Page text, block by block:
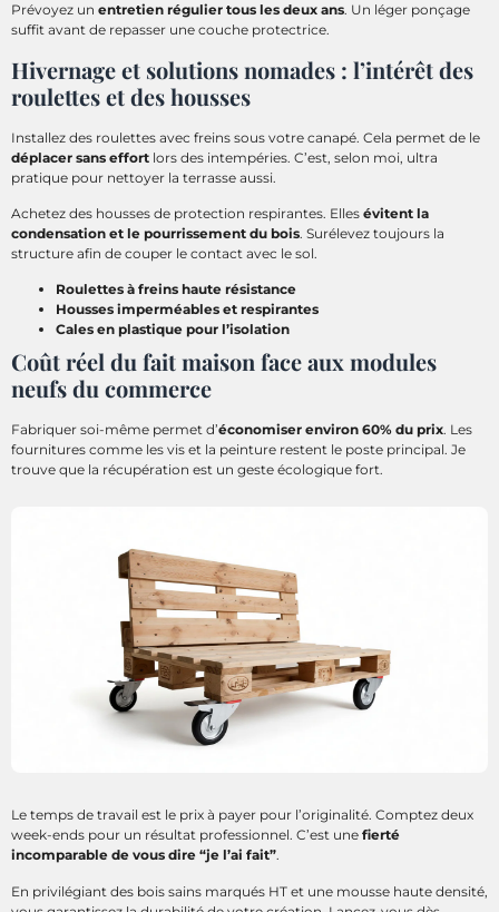
Prévoyez un entretien régulier tous les deux ans. Un léger ponçage
suffit avant de repasser une couche protectrice.
Hivernage et solutions nomades : l’intérêt des
roulettes et des housses
Installez des roulettes avec freins sous votre canapé. Cela permet de le
déplacer sans effort lors des intempéries. C’est, selon moi, ultra
pratique pour nettoyer la terrasse aussi.
Achetez des housses de protection respirantes. Elles évitent la
condensation et le pourrissement du bois. Surélevez toujours la
structure afin de couper le contact avec le sol.
Roulettes à freins haute résistance
Housses imperméables et respirantes
Cales en plastique pour l’isolation
Coût réel du fait maison face aux modules
neufs du commerce
Fabriquer soi-même permet d’économiser environ 60% du prix. Les
fournitures comme les vis et la peinture restent le poste principal. Je
trouve que la récupération est un geste écologique fort.
Le temps de travail est le prix à payer pour l’originalité. Comptez deux
week-ends pour un résultat professionnel. C’est une fierté
incomparable de vous dire “je l’ai fait”.
En privilégiant des bois sains marqués HT et une mousse haute densité,